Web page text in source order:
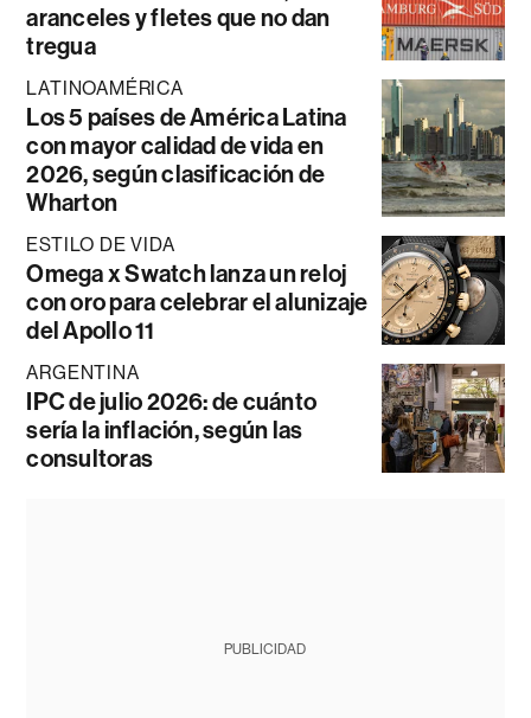
aranceles y fletes que no dan
tregua
LATINOAMÉRICA
Los 5 países de América Latina
con mayor calidad de vida en
2026, según clasificación de
Wharton
ESTILO DE VIDA
Omega x Swatch lanza un reloj
con oro para celebrar el alunizaje
del Apollo 11
ARGENTINA
IPC de julio 2026: de cuánto
sería la inflación, según las
consultoras
PUBLICIDAD